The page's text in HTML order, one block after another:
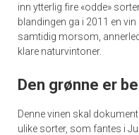
inn ytterlig fire «odde»
blandingen ga i 2011 en
samtidig morsom,
klare naturvintoner.
Den grønne er
Denne vinen skal
ulike sorter, som fantes i